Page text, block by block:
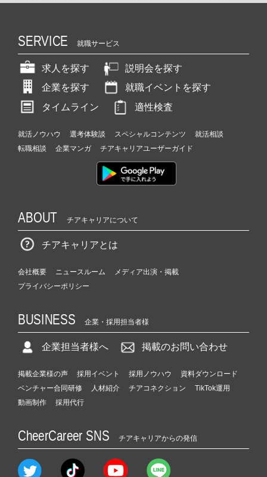
SERVICE 就職サービス
求人を探す
説明会を探す
企業を探す
就職イベントを探す
タイムライン
適性検査
就活ノウハウ 選考体験談 スペシャルコンテンツ
就活相談
転職相談
企業マンガ チアキャリアユーザーガイド
ABOUT チアキャリアについて
チアキャリアとは
会社概要 ニュースルーム
メディア出演・掲載
プライバシーポリシー
BUSINESS 企業・採用担当者様
企業担当者様へ 掲載のお問い合わせ
掲載企業様の声 採用イベント 採用ノウハウ
資料ダウンロード
ベンチャー合同研修
人材紹介 チアコネクション
TikTok運用
動画制作
採用代行
CheerCareer SNS チアキャリアからの発信